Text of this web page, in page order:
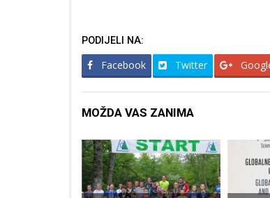
PODIJELI NA:
Facebook Twitter
MOŽDA VAS ZANIMA